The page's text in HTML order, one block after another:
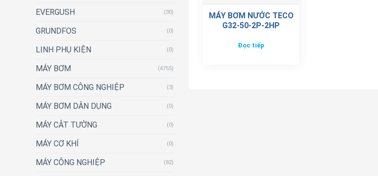
EVERGUSH (30)
GRUNDFOS (0)
LINH PHỤ KIỆN (0)
MÁY BƠM (4755)
MÁY BƠM CÔNG NGHIỆP (3)
MÁY BƠM DÂN DỤNG (0)
MÁY CẮT TƯỜNG (0)
MÁY CƠ KHÍ (0)
MÁY CÔNG NGHIỆP (82)
MÁY BƠM NƯỚC TECO
G32-50-2P-2HP
Đọc tiếp